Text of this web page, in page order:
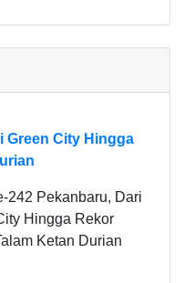
Green City Hingga
242 Pekanbaru, Dari
Hingga Rekor
Ketan Durian